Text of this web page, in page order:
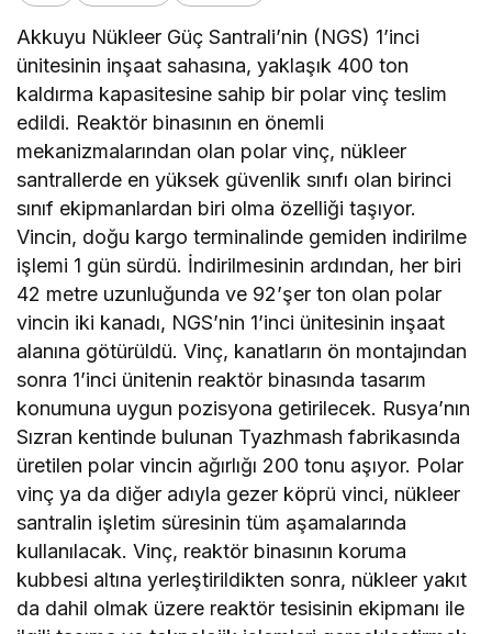
Akkuyu Nükleer Güç Santrali’nin (NGS) 1’inci
ünitesinin inşaat sahasına, yaklaşık 400 ton
kaldırma kapasitesine sahip bir polar vinç teslim
edildi. Reaktör binasının en önemli
mekanizmalarından olan polar vinç, nükleer
santrallerde en yüksek güvenlik sınıfı olan birinci
sınıf ekipmanlardan biri olma özelliği taşıyor.
Vincin, doğu kargo terminalinde gemiden indirilme
işlemi 1 gün sürdü. İndirilmesinin ardından, her biri
42 metre uzunluğunda ve 92’şer ton olan polar
vincin iki kanadı, NGS’nin 1’inci ünitesinin inşaat
alanına götürüldü. Vinç, kanatların ön montajından
sonra 1’inci ünitenin reaktör binasında tasarım
konumuna uygun pozisyona getirilecek. Rusya’nın
Sızran kentinde bulunan Tyazhmash fabrikasında
üretilen polar vincin ağırlığı 200 tonu aşıyor. Polar
vinç ya da diğer adıyla gezer köprü vinci, nükleer
santralin işletim süresinin tüm aşamalarında
kullanılacak. Vinç, reaktör binasının koruma
kubbesi altına yerleştirildikten sonra, nükleer yakıt
da dahil olmak üzere reaktör tesisinin ekipmanı ile